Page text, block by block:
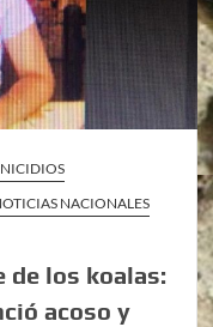
NACIONALES
de los koalas:
acoso y